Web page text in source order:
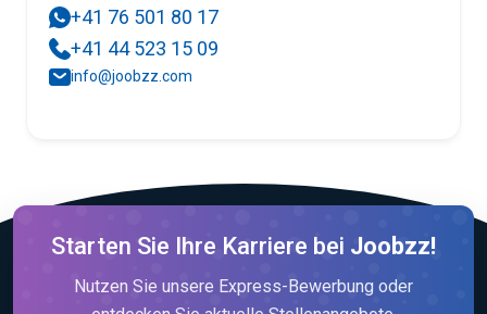
+41 76 501 80 17
+41 44 523 15 09
info@joobzz.com
Starten Sie Ihre Karriere bei Joobzz!
Nutzen Sie unsere Express-Bewerbung oder